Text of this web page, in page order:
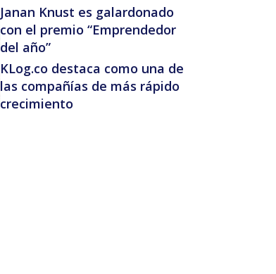
Janan Knust es galardonado
con el premio “Emprendedor
del año”
KLog.co destaca como una de
las compañías de más rápido
crecimiento